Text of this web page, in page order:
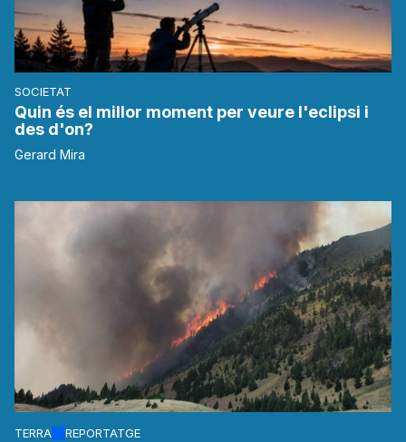
SOCIETAT
Quin és el millor moment per veure l'eclipsi i
des d'on?
Gerard Mira
TERRA REPORTATGE